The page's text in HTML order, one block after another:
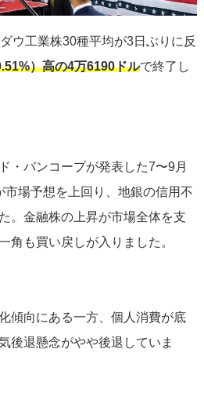
ウ工業株30種平均が3日ぶりに反
）高の4万6190ドルで終了し
・バンコープが発表した7〜9月
場予想を上回り、地銀の信用不
。金融株の上昇が市場全体を支
角も買い戻しが入りました。
傾向にある一方、個人消費が底
後退懸念がやや後退していま